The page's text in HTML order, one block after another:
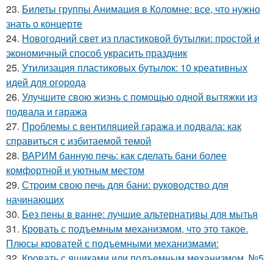
23. Билеты группы Анимация в Коломне: все, что нужно
знать о концерте
24. Новогодний свет из пластиковой бутылки: простой и
экономичный способ украсить праздник
25. Утилизация пластиковых бутылок: 10 креативных
идей для огорода
26. Улучшите свою жизнь с помощью одной вытяжки из
подвала и гаража
27. Проблемы с вентиляцией гаража и подвала: как
справиться с избитаемой темой
28. ВАРИМ банную печь: как сделать бани более
комфортной и уютным местом
29. Строим свою печь для бани: руководство для
начинающих
30. Без пены в ванне: лучшие альтернативы для мытья
31. Кровать с подъемным механизмом, что это такое.
Плюсы кроватей с подъемными механизмами: